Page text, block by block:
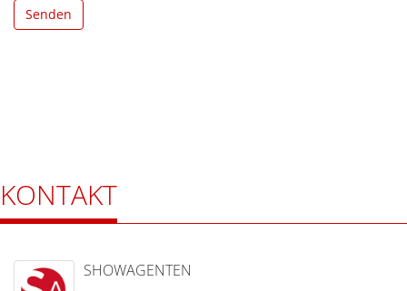
Senden
KONTAKT
SHOWAGENTEN